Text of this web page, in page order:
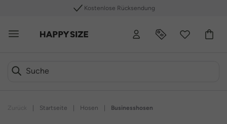
Kostenlose Rücksendung
Startseite Hosen Businesshosen